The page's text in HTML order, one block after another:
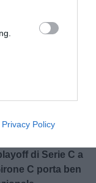
Privacy Policy
caldo
i sorteggi che
prossimo turno,
finale, in
di Serie C a
C porta ben